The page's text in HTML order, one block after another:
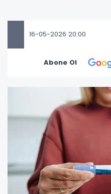
16-05-2026 20:00
Abone Ol